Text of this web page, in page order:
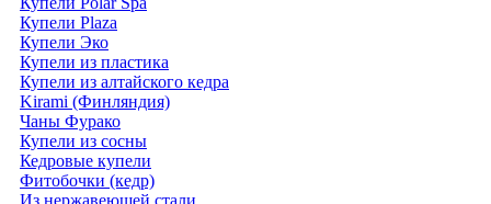
Купели Plaza
Купели Эко
Купели из пластика
Купели из алтайского кедра
Kirami (Финляндия)
Чаны Фурако
Купели из сосны
Кедровые купели
Фитобочки (кедр)
Из нержавеющей стали